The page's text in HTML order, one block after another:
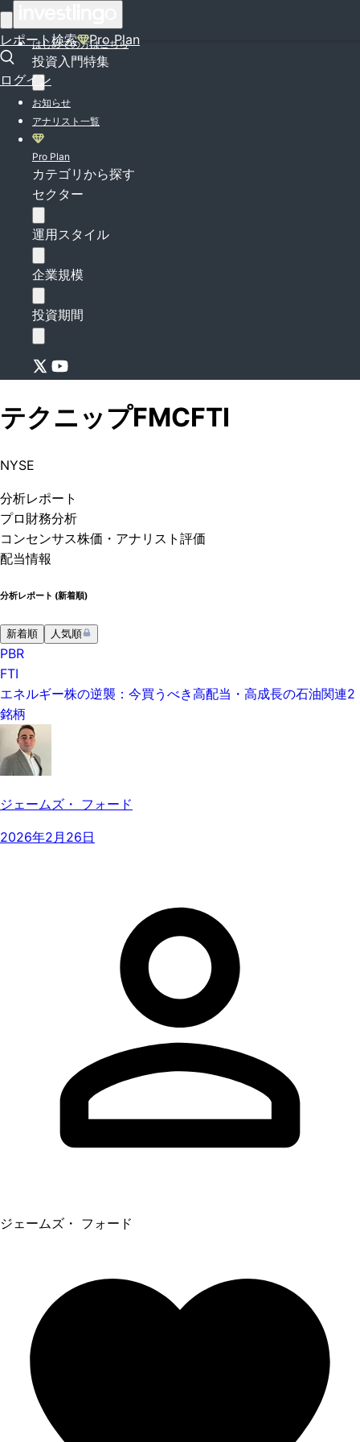
レポート検索 Pro Plan
ログイン
はじめての方はこちら
投資入門特集
お知らせ
アナリスト一覧
Pro Plan
カテゴリから探す
セクター
運用スタイル
企業規模
投資期間
テクニップFMCFTI
NYSE
分析レポート
プロ 財務分析
コンセンサス株価 ・アナリスト評価
配当情報
分析レポート (新着順)
新着順 人気順
PBR
FTI
エネルギー株の逆襲：今買うべき高配当・高成長の石油関連2
銘柄
ジェームズ・ フォード
2026年2月26日
ジェームズ・ フォード